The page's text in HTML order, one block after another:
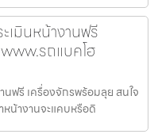
มินหน้างานฟรี
รถแบคโฮ
ฟรี เครื่องจักรพร้อมลุย สนใจ
น้างานจะแคบหรือดิ